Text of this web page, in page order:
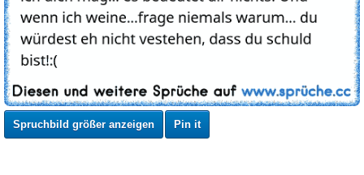
Spruchbild größer anzeigen Pin it